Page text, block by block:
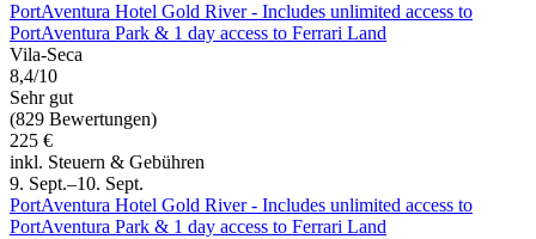
PortAventura Hotel Gold River - Includes unlimited access to
PortAventura Park & 1 day access to Ferrari Land
Vila-Seca
8,4/10
Sehr gut
(829 Bewertungen)
225 €
inkl. Steuern & Gebühren
9. Sept.–10. Sept.
PortAventura Hotel Gold River - Includes unlimited access to
PortAventura Park & 1 day access to Ferrari Land